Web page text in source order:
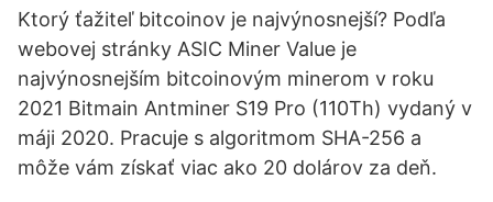
Ktorý ťažiteľ bitcoinov je najvýnosnejší? Podľa
webovej stránky ASIC Miner Value je
najvýnosnejším bitcoinovým minerom v roku
2021 Bitmain Antminer S19 Pro (110Th) vydaný v
máji 2020. Pracuje s algoritmom SHA-256 a
môže vám získať viac ako 20 dolárov za deň.